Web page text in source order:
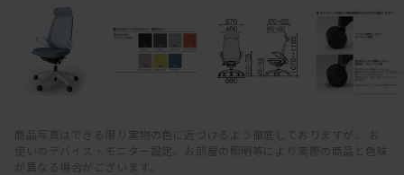
商品写真はできる限り実物の色に近づけるよう徹底しておりますが、 お
使いのデバイス・モニター設定、お部屋の照明等により実際の商品と色味
が異なる場合がございます。